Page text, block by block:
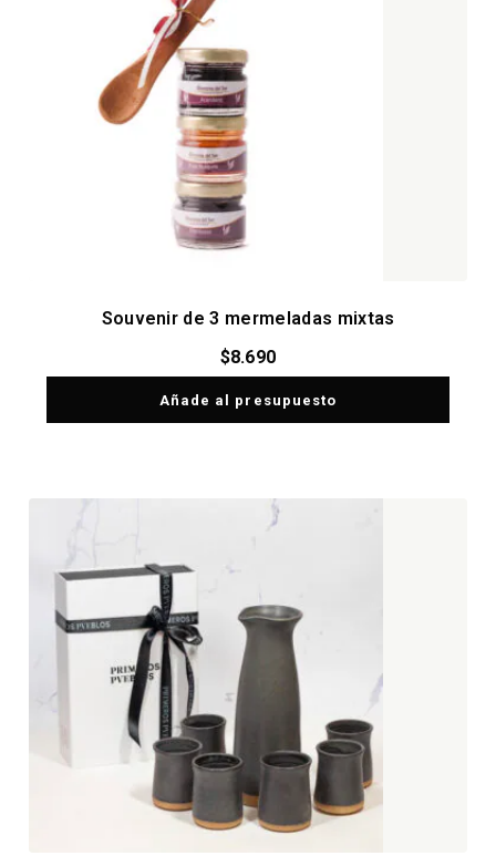
Souvenir de 3 mermeladas mixtas
$8.690
Añade al presupuesto